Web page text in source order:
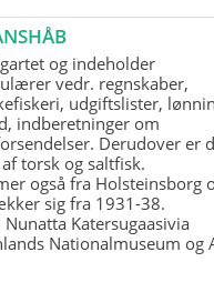
og indeholder
vedr. regnskaber,
udgiftslister,
indberetninger om
Derudover er
torsk og saltfisk.
også fra Holsteinsborg
sig fra 1931-38.
Katersugaasivia
Nationalmuseum og